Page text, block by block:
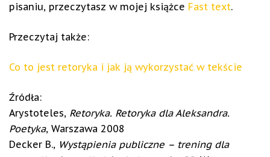
pisaniu, przeczytasz w mojej książce Fast text.
Przeczytaj także:
Co to jest retoryka i jak ją wykorzystać w tekście
Źródła:
Arystoteles, Retoryka. Retoryka dla Aleksandra.
Poetyka, Warszawa 2008
Decker B., Wystąpienia publiczne – trening dla